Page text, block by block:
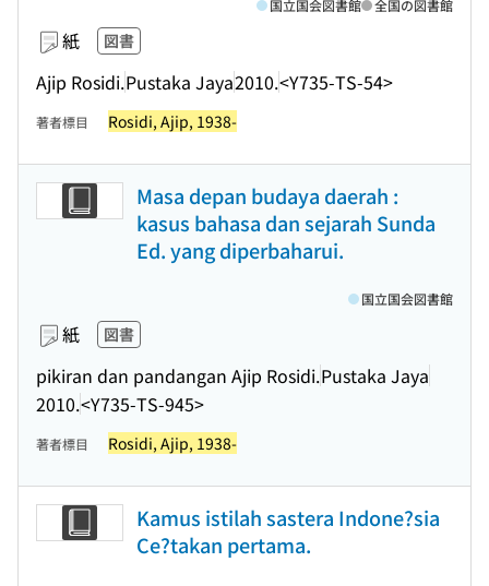
紙 図書
Ajip Rosidi.Pustaka Jaya2010.<Y735-TS-54>
国立国会図書館 全国の図書館
著者標目 Rosidi, Ajip, 1938-
Masa depan budaya daerah :
kasus bahasa dan sejarah Sunda
Ed. yang diperbaharui.
紙 図書
pikiran dan pandangan Ajip Rosidi.Pustaka Jaya
2010.<Y735-TS-945>
国立国会図書館
著者標目 Rosidi, Ajip, 1938-
Kamus istilah sastera Indone?sia
Ce?takan pertama.